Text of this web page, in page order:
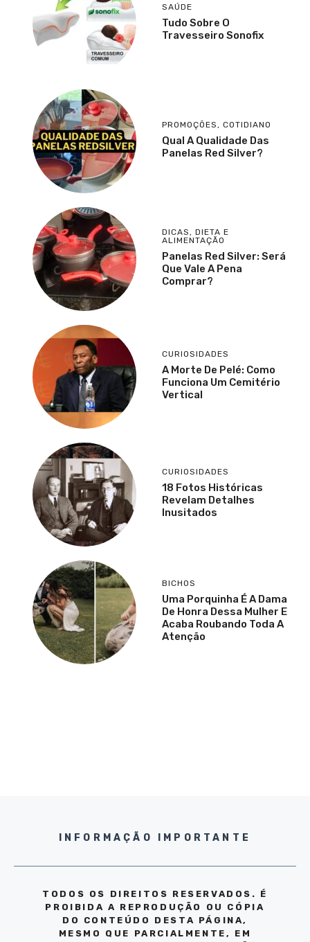
SAÚDE
Tudo Sobre O
Travesseiro Sonofix
PROMOÇÕES , COTIDIANO
Qual A Qualidade Das
Panelas Red Silver?
DICAS , DIETA E
ALIMENTAÇÃO
Panelas Red Silver: Será
Que Vale A Pena
Comprar?
CURIOSIDADES
A Morte De Pelé: Como
Funciona Um Cemitério
Vertical
CURIOSIDADES
18 Fotos Históricas
Revelam Detalhes
Inusitados
BICHOS
Uma Porquinha É A Dama
De Honra Dessa Mulher E
Acaba Roubando Toda A
Atenção
INFORMAÇÃO IMPORTANTE
TODOS OS DIREITOS RESERVADOS. É
PROIBIDA A REPRODUÇÃO OU CÓPIA
DO CONTEÚDO DESTA PÁGINA,
MESMO QUE PARCIALMENTE, EM